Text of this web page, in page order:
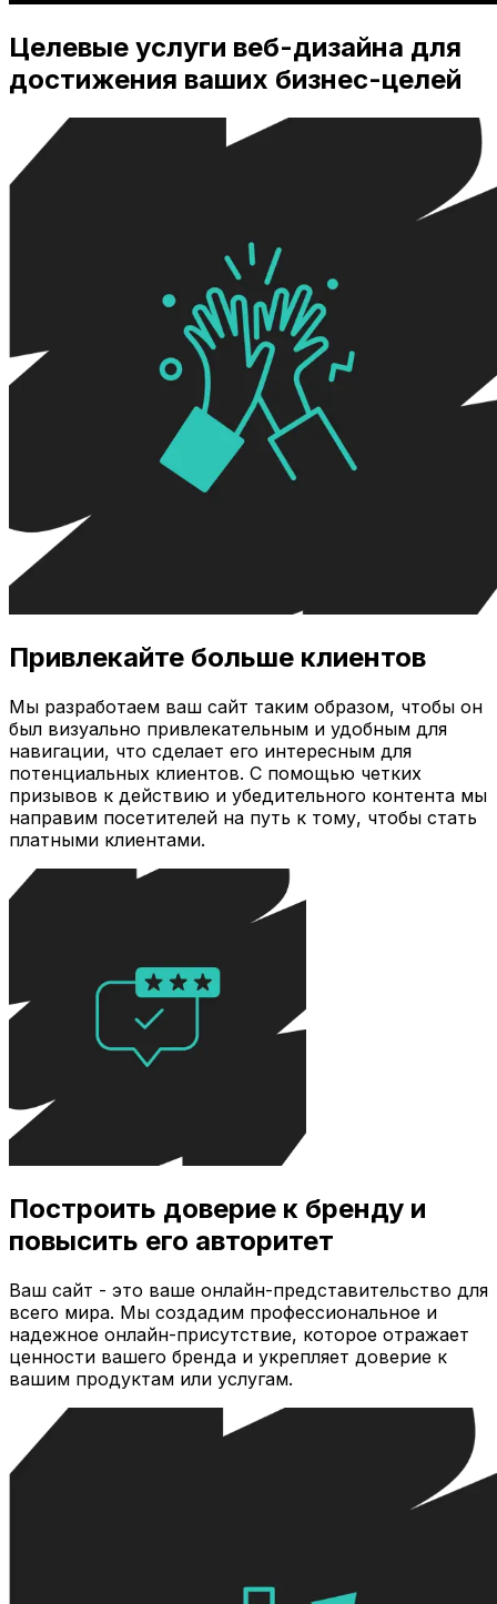
Целевые услуги веб-дизайна для
достижения ваших бизнес-целей
Привлекайте больше клиентов
Мы разработаем ваш сайт таким образом, чтобы он
был визуально привлекательным и удобным для
навигации, что сделает его интересным для
потенциальных клиентов. С помощью четких
призывов к действию и убедительного контента мы
направим посетителей на путь к тому, чтобы стать
платными клиентами.
Построить доверие к бренду и
повысить его авторитет
Ваш сайт - это ваше онлайн-представительство для
всего мира. Мы создадим профессиональное и
надежное онлайн-присутствие, которое отражает
ценности вашего бренда и укрепляет доверие к
вашим продуктам или услугам.